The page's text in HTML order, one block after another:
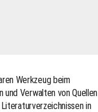
Werkzeug beim
Verwalten von Quellen
in